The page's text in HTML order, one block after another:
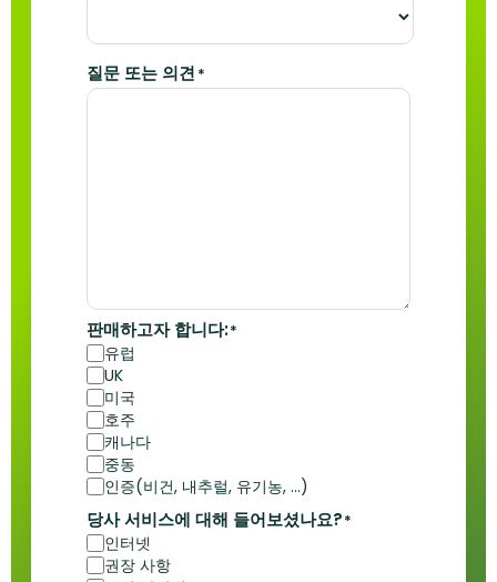
질문 또는 의견 *
판매하고자 합니다:*
유럽
UK
미국
호주
캐나다
중동
인증(비건, 내추럴, 유기농, ...)
당사 서비스에 대해 들어보셨나요?*
인터넷
권장 사항